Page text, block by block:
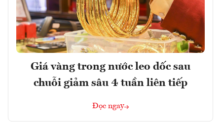
Giá vàng trong nước leo dốc sau
chuỗi giảm sâu 4 tuần liên tiếp
Đọc ngay